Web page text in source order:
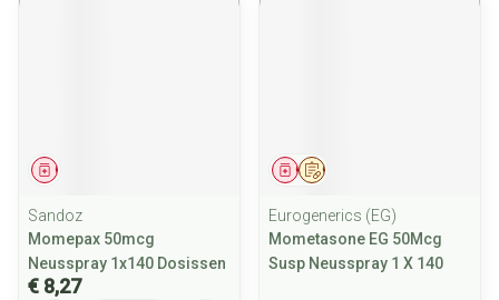
Geneesmiddel
Sandoz
Momepax 50mcg
Neusspray 1x140 Dosissen
€ 8,27
Op voorschrift
Geneesmiddel
Eurogenerics (EG)
Mometasone EG 50Mcg
Susp Neusspray 1 X 140